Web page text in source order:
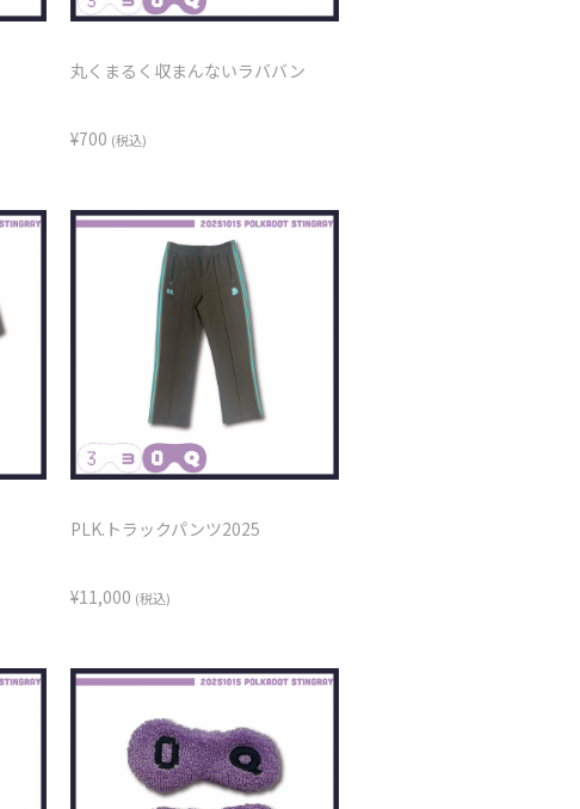
丸くまるく収まんないラババン
¥700 (税込)
PLK.トラックパンツ2025
¥11,000 (税込)